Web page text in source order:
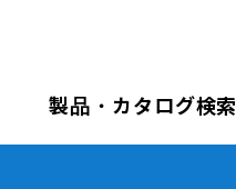
製品・カタログ検索